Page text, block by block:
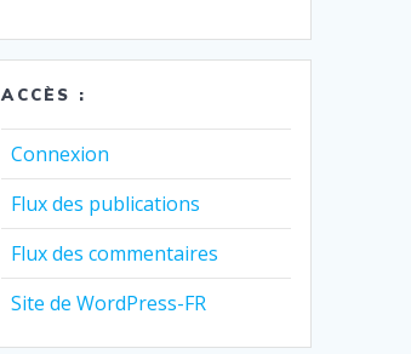
ACCÈS :
Connexion
Flux des publications
Flux des commentaires
Site de WordPress-FR